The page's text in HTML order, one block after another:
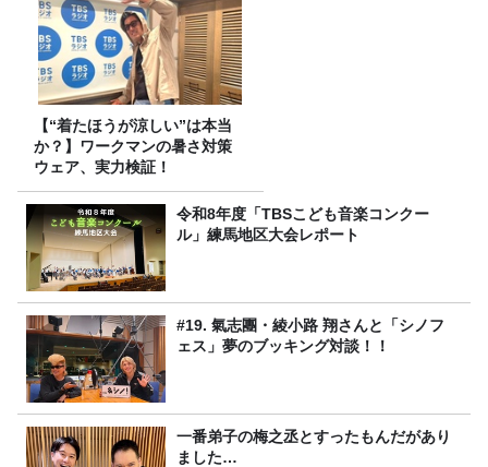
【“着たほうが涼しい”は本当
か？】ワークマンの暑さ対策
ウェア、実力検証！
令和8年度「TBSこども音楽コンクー
ル」練馬地区大会レポート
#19. 氣志團・綾小路 翔さんと「シノフ
ェス」夢のブッキング対談！！
一番弟子の梅之丞とすったもんだがあり
ました…